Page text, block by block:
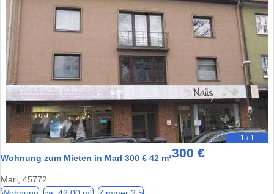
1 / 1
Wohnung zum Mieten in Marl 300 € 42 m²300 €
Marl, 45772